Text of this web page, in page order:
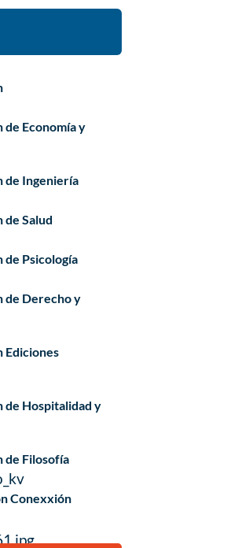
de Economía y
de Ingeniería
de Salud
de Psicología
de Derecho y
Ediciones
de Hospitalidad y
de Filosofía
Conexxión